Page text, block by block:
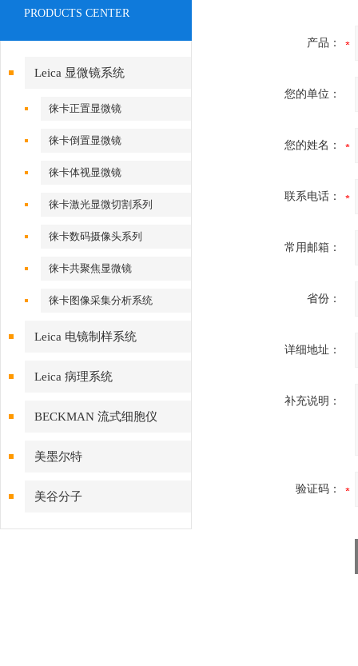
PRODUCTS CENTER
Leica 显微镜系统
徕卡正置显微镜
徕卡倒置显微镜
徕卡体视显微镜
徕卡激光显微切割系列
徕卡数码摄像头系列
徕卡共聚焦显微镜
徕卡图像采集分析系统
Leica 电镜制样系统
Leica 病理系统
BECKMAN 流式细胞仪
美墨尔特
美谷分子
产品：
您的单位：
您的姓名：
联系电话：
常用邮箱：
省份：
详细地址：
补充说明：
验证码：